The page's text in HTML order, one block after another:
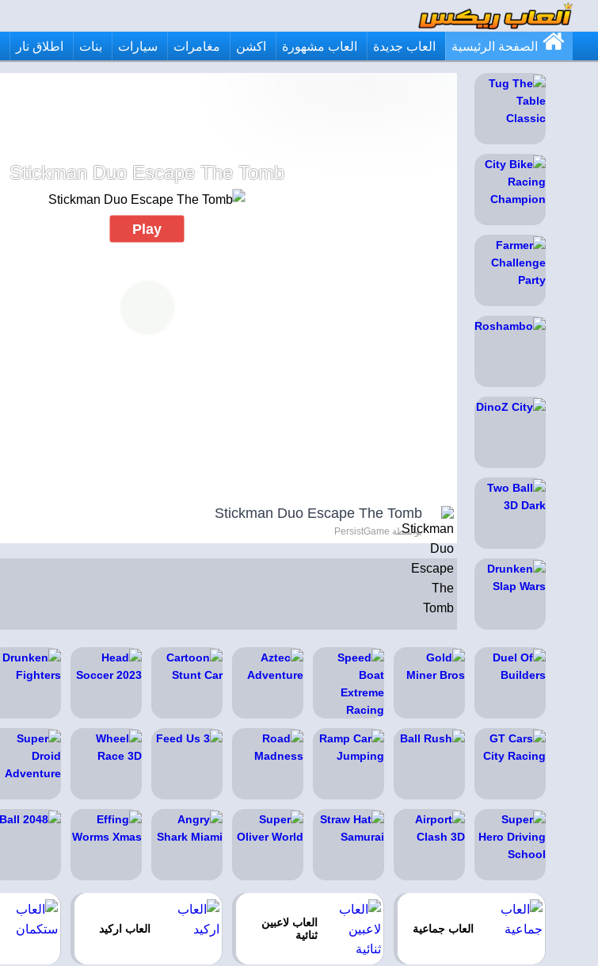
الصفحة الرئيسية العاب جديدة العاب مشهورة اكشن مغامرات سيارات بنات اطلاق نار
Stickman Duo Escape The Tomb
Play
Stickman Duo Escape The Tomb
بواسطة PersistGame
العاب جماعية
العاب لاعبين
ثنائية
العاب اركيد